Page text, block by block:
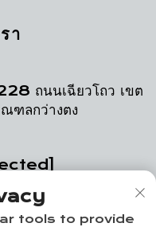
า
ถนนเฉียวโถว เขต
ณฑลกว่างตง
tools to provide